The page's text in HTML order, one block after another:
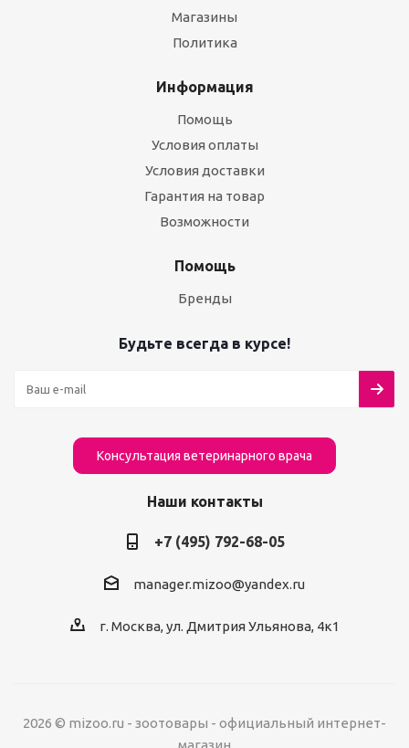
Магазины
Политика
Информация
Помощь
Условия оплаты
Условия доставки
Гарантия на товар
Возможности
Помощь
Бренды
Будьте всегда в курсе!
Консультация ветеринарного врача
Наши контакты
+7 (495) 792-68-05
manager.mizoo@yandex.ru
г. Москва, ул. Дмитрия Ульянова, 4к1
2026 © mizoo.ru - зоотовары - официальный интернет-
магазин